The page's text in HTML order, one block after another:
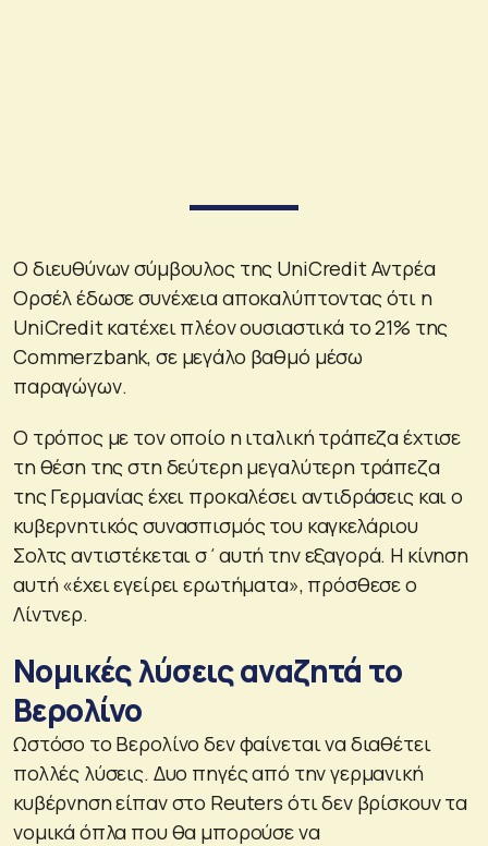
Ο διευθύνων σύμβουλος της UniCredit Αντρέα
Ορσέλ έδωσε συνέχεια αποκαλύπτοντας ότι η
UniCredit κατέχει πλέον ουσιαστικά το 21% της
Commerzbank, σε μεγάλο βαθμό μέσω
παραγώγων.
Ο τρόπος με τον οποίο η ιταλική τράπεζα έχτισε
τη θέση της στη δεύτερη μεγαλύτερη τράπεζα
της Γερμανίας έχει προκαλέσει αντιδράσεις και ο
κυβερνητικός συνασπισμός του καγκελάριου
Σολτς αντιστέκεται σ΄αυτή την εξαγορά. Η κίνηση
αυτή «έχει εγείρει ερωτήματα», πρόσθεσε ο
Λίντνερ.
Νομικές λύσεις αναζητά το
Βερολίνο
Ωστόσο το Βερολίνο δεν φαίνεται να διαθέτει
πολλές λύσεις. Δυο πηγές από την γερμανική
κυβέρνηση είπαν στο Reuters ότι δεν βρίσκουν τα
νομικά όπλα που θα μπορούσε να